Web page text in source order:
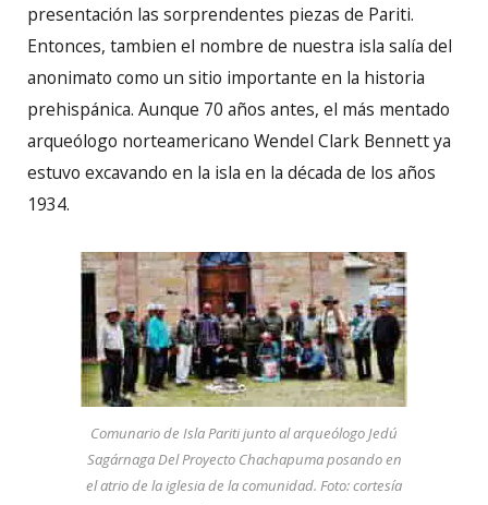
presentación las sorprendentes piezas de Pariti.
Entonces, tambien el nombre de nuestra isla salía del
anonimato como un sitio importante en la historia
prehispánica. Aunque 70 años antes, el más mentado
arqueólogo norteamericano Wendel Clark Bennett ya
estuvo excavando en la isla en la década de los años
1934.
Comunario de Isla Pariti junto al arqueólogo Jedú
Sagárnaga Del Proyecto Chachapuma posando en
el atrio de la iglesia de la comunidad. Foto: cortesía